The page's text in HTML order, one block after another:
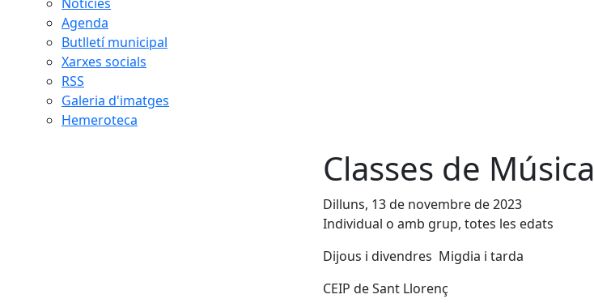
Agenda
Butlletí municipal
Xarxes socials
RSS
Galeria d'imatges
Hemeroteca
Classes de Música
Dilluns, 13 de novembre de 2023
Individual o amb grup, totes les edats
Dijous i divendres Migdia i tarda
CEIP de Sant Llorenç